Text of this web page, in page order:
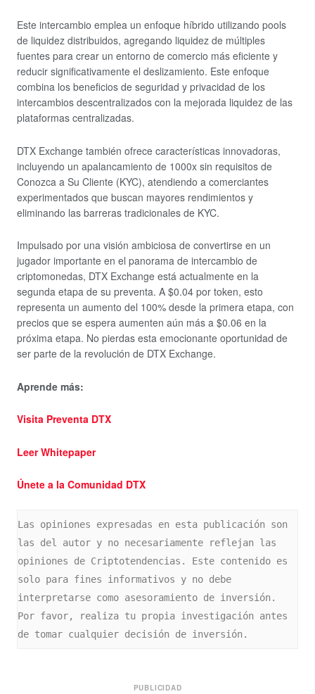
Este intercambio emplea un enfoque híbrido utilizando pools
de liquidez distribuidos, agregando liquidez de múltiples
fuentes para crear un entorno de comercio más eficiente y
reducir significativamente el deslizamiento. Este enfoque
combina los beneficios de seguridad y privacidad de los
intercambios descentralizados con la mejorada liquidez de las
plataformas centralizadas.
DTX Exchange también ofrece características innovadoras,
incluyendo un apalancamiento de 1000x sin requisitos de
Conozca a Su Cliente (KYC), atendiendo a comerciantes
experimentados que buscan mayores rendimientos y
eliminando las barreras tradicionales de KYC.
Impulsado por una visión ambiciosa de convertirse en un
jugador importante en el panorama de intercambio de
criptomonedas, DTX Exchange está actualmente en la
segunda etapa de su preventa. A $0.04 por token, esto
representa un aumento del 100% desde la primera etapa, con
precios que se espera aumenten aún más a $0.06 en la
próxima etapa. No pierdas esta emocionante oportunidad de
ser parte de la revolución de DTX Exchange.
Aprende más:
Visita Preventa DTX
Leer Whitepaper
Únete a la Comunidad DTX
Las opiniones expresadas en esta publicación son
las del autor y no necesariamente reflejan las
opiniones de Criptotendencias. Este contenido es
solo para fines informativos y no debe
interpretarse como asesoramiento de inversión.
Por favor, realiza tu propia investigación antes
de tomar cualquier decisión de inversión.
PUBLICIDAD